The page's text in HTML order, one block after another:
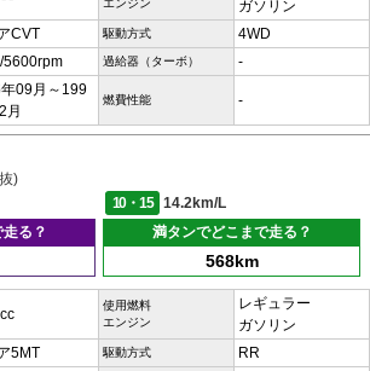
エンジン
ガソリン
CVT 駆動方式 4WD
5600rpm 過給器（ターボ） -
09月～199
月
燃費性能 -
)
10・15
14.2km/L
る？
満タンでどこまで走る？
568km
使用燃料
エンジン
レギュラー
ガソリン
5MT 駆動方式 RR